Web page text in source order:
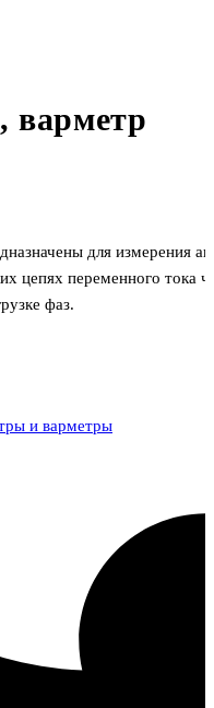
варметр
для измерения
цепях переменного тока
фаз.
и варметры